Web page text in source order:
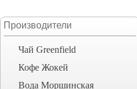
Производители
Чай Greenfield
Кофе Жокей
Вода Моршинская